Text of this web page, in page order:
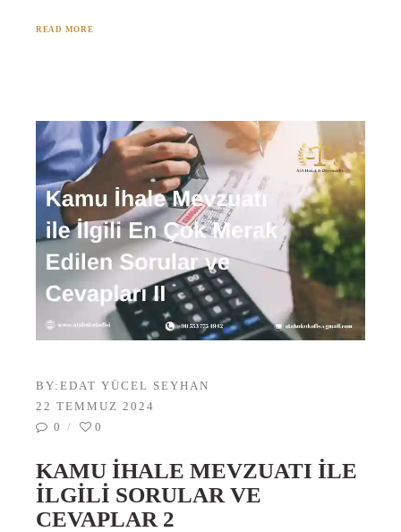
READ MORE
BY: EDAT YÜCEL SEYHAN
22 TEMMUZ 2024
0
0
KAMU İHALE MEVZUATI İLE
İLGILI SORULAR VE
CEVAPLAR 2